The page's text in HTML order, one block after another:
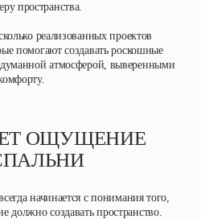
пространства.
реализованных проектов
помогают создавать роскошные
атмосферой, выверенными
ОЩУЩЕНИЕ
начинается с понимания того,
должно создавать пространство.